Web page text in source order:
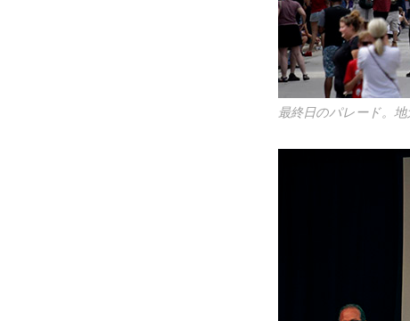
最終日のパレード。